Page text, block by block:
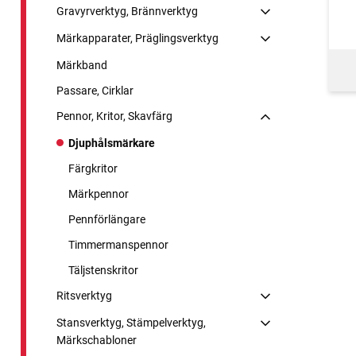
Gravyrverktyg, Brännverktyg
Märkapparater, Präglingsverktyg
Märkband
Passare, Cirklar
Pennor, Kritor, Skavfärg
Djuphålsmärkare
Färgkritor
Märkpennor
Pennförlängare
Timmermanspennor
Täljstenskritor
Ritsverktyg
Stansverktyg, Stämpelverktyg,
Märkschabloner